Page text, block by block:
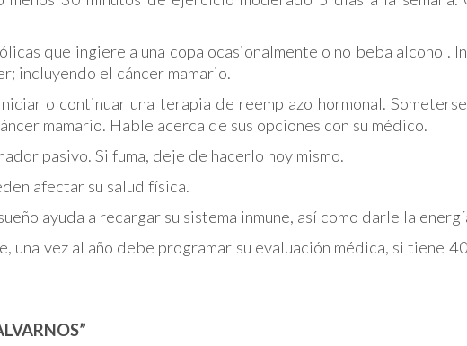
que ingiere a una copa ocasionalmente o no beba alcohol.
incluyendo el cáncer mamario.
o continuar una terapia de reemplazo hormonal. Someterse
mamario. Hable acerca de sus opciones con su médico.
pasivo. Si fuma, deje de hacerlo hoy mismo.
afectar su salud física.
ayuda a recargar su sistema inmune, así como darle la
vez al año debe programar su evaluación médica, si tiene